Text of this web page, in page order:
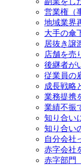
営業権（
地域業界
大手の傘
居抜き譲
店舗を売
後継者が
従業員の
成長戦略
業務提携
業績不振
知り合い
知り合い
自分会社
赤字会社
赤字部門